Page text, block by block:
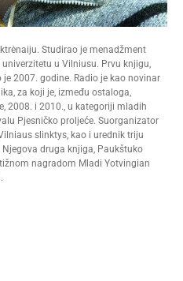
Studirao je menadžment
u Vilniusu. Prvu knjigu,
2007. godine. Radio je kao novinar
za koji je, između ostaloga,
2008. i 2010., u kategoriji mladih
Pjesničko proljeće. Suorganizator
slinktys, kao i urednik triju
druga knjiga, Paukštuko
nagradom Mladi Yotvingian